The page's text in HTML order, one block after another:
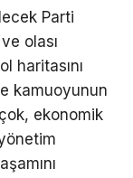
Parti
olası
haritasını
kamuoyunun
ekonomik